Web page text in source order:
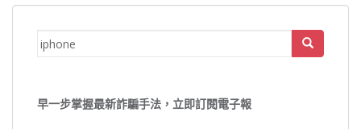
覽
Search
for:
早一步掌握最新詐騙手法，立即訂閱電子報